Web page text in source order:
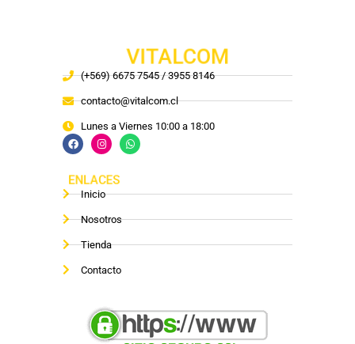
VITALCOM
(+569) 6675 7545 / 3955 8146
contacto@vitalcom.cl
Lunes a Viernes 10:00 a 18:00
ENLACES
Inicio
Nosotros
Tienda
Contacto